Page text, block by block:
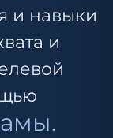
и навыки
и